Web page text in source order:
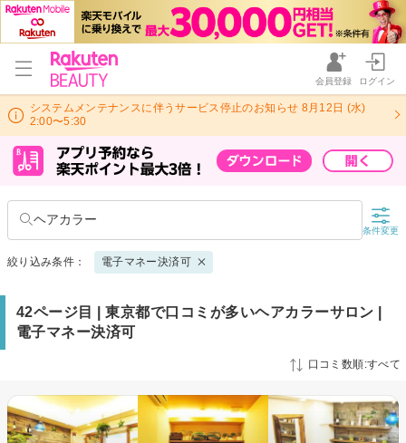
会員登録 ログイン
システムメンテナンスに伴うサービス停止のお知らせ 8月12日 (水)
2:00〜5:30
ヘアカラー
条件変更
絞り込み条件： 電子マネー決済可
42ページ目 | 東京都で口コミが多いヘアカラーサロン |
電子マネー決済可
口コミ数順:すべて